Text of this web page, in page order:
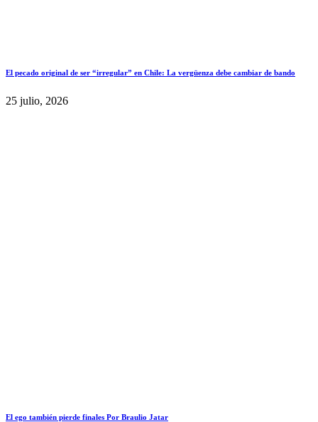
El pecado original de ser “irregular” en Chile: La vergüenza debe cambiar de bando
25 julio, 2026
El ego también pierde finales Por Braulio Jatar